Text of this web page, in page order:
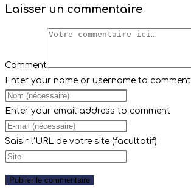
Laisser un commentaire
Comment
Enter your name or username to comment
Enter your email address to comment
Saisir l’URL de votre site (facultatif)